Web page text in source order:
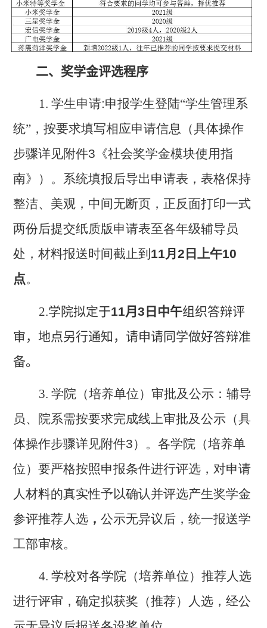
二、奖学金评选程序
1. 学生申请:申报学生登陆“学生管理系
统”，按要求填写相应申请信息（具体操作
步骤详见附件3 《社会奖学金模块使用指
南》）。系统填报后导出申请表，表格保持
整洁、美观，中间无断页，正反面打印一式
两份后提交纸质版申请表至各年级辅导员
处，材料报送时间截止到 11月2日上午10
点。
2.学院拟定于11月3日中午组织答辩评
审，地点另行通知，请申请同学做好答辩准
备。
3. 学院（培养单位）审批及公示：辅导
员、院系需按要求完成线上审批及公示（具
体操作步骤详见附件3）。各学院（培养单
位）要严格按照申报条件进行评选，对申请
人材料的真实性予以确认并评选产生奖学金
参评推荐人选 ， 公示无异议后，统一报送学
工部审核。
4. 学校对各学院（培养单位）推荐人选
进行评审，确定拟获奖（推荐）人选，经公